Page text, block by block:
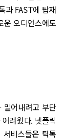
과 FAST에 탑재
운 오디언스에도
밀어내려고 부단
려웠다. 넷플릭
비스들은 틱톡